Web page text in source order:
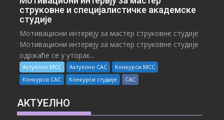
струковне и специјалистичке академске
студије
Мотивациони интервју за мастер струковне студије
Мотивациони интервју за мастер струковне студије
одржаће се у уторак...
Актуелно МСС Актуелно САС
Конкурси МСС
Конкурси САС
Конкурси студије САС
АКТУЕЛНО